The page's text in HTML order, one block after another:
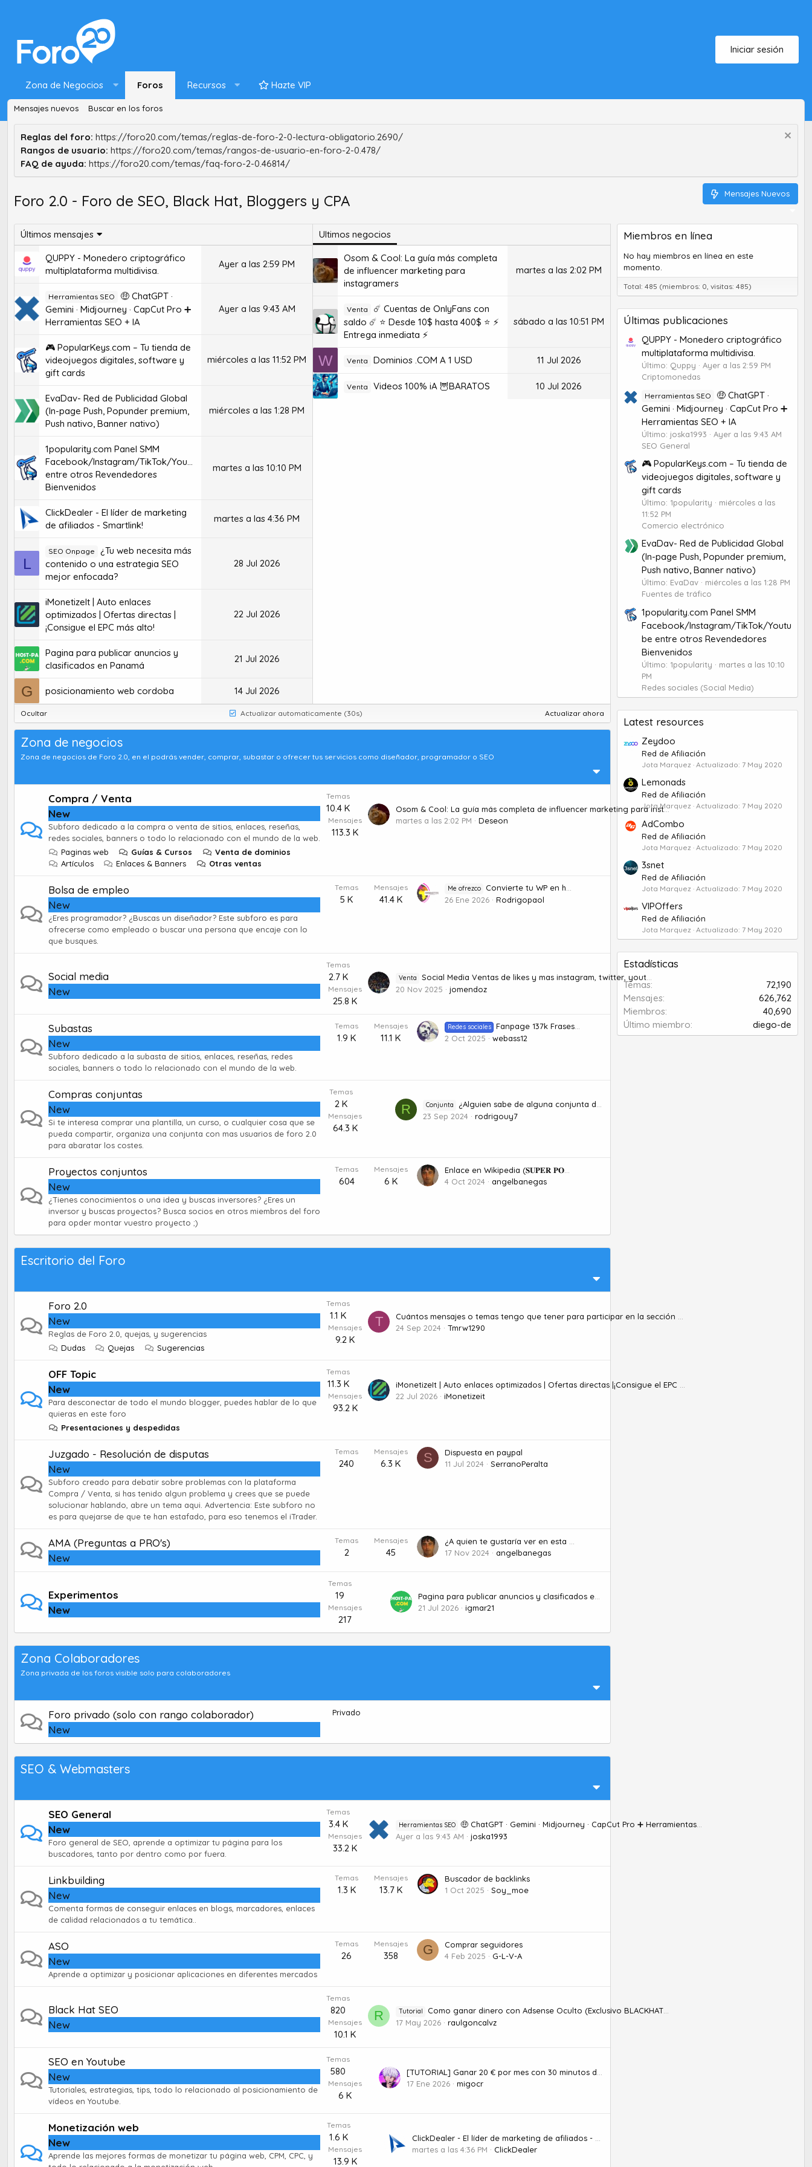
Iniciar sesión
Zona de Negocios Foros Recursos Hazte VIP
Mensajes nuevos Buscar en los foros
Reglas del foro: https://foro20.com/temas/reglas-de-foro-2-0-lectura-obligatorio.2690/
Rangos de usuario: https://foro20.com/temas/rangos-de-usuario-en-foro-2-0.478/
FAQ de ayuda: https://foro20.com/temas/faq-foro-2-0.46814/
Foro 2.0 - Foro de SEO, Black Hat, Bloggers y CPA Mensajes Nuevos
Últimos mensajes
QUPPY - Monedero criptográfico
multiplataforma multidivisa.
Ayer a las 2:59 PM
Herramientas SEO
🤑 ChatGPT ·
Gemini · Midjourney · CapCut Pro ➕
Herramientas SEO + IA
Ayer a las 9:43 AM
🎮 PopularKeys.com – Tu tienda de
videojuegos digitales, software y
gift cards
miércoles a las 11:52 PM
EvaDav- Red de Publicidad Global
(In-page Push, Popunder premium,
Push nativo, Banner nativo)
miércoles a las 1:28 PM
1popularity.com Panel SMM
Facebook/Instagram/TikTok/Youtube
entre otros Revendedores
Bienvenidos
martes a las 10:10 PM
ClickDealer - El líder de marketing
de afiliados - Smartlink!
martes a las 4:36 PM
L
SEO Onpage
¿Tu web necesita más
contenido o una estrategia SEO
mejor enfocada?
28 Jul 2026
iMonetizeIt | Auto enlaces
optimizados | Ofertas directas |
¡Consigue el EPC más alto!
22 Jul 2026
Pagina para publicar anuncios y
clasificados en Panamá
21 Jul 2026
G posicionamiento web cordoba 14 Jul 2026
Ultimos negocios
Osom & Cool: La guía más completa
de influencer marketing para
instagramers
martes a las 2:02 PM
Venta
☄️ Cuentas de OnlyFans con
saldo ☄️ ⭐ Desde 10$ hasta 400$ ⭐ ⚡
Entrega inmediata ⚡
sábado a las 10:51 PM
W Venta Dominios .COM A 1 USD 11 Jul 2026
Venta Videos 100% iA 🦉BARATOS 10 Jul 2026
Actualizar automaticamente (30s)
Ocultar Actualizar ahora
Zona de negocios
Zona de negocios de Foro 2.0, en el podrás vender, comprar, subastar o ofrecer tus servicios como diseñador, programador o SEO
Compra / Venta
New
Subforo dedicado a la compra o venta de sitios, enlaces, reseñas,
redes sociales, banners o todo lo relacionado con el mundo de la web.
Paginas web
Guías & Cursos
Venta de dominios
Artículos
Enlaces & Banners Otras ventas
Temas
10.4 K
Mensajes
113.3 K
Osom & Cool: La guía más completa de influencer marketing para instagramers
martes a las 2:02 PM
Deseon
Bolsa de empleo
New
¿Eres programador? ¿Buscas un diseñador? Este subforo es para
ofrecerse como empleado o buscar una persona que encaje con lo
que busques.
Temas
5 K
Mensajes
41.4 K
Me ofrezco
Convierte tu WP en html5
26 Ene 2026
Rodrigopaol
Social media
New
Temas
2.7 K
Mensajes
25.8 K
Venta
Social Media Ventas de likes y mas instagram, twitter, youtube , etc
20 Nov 2025
jomendoz
Subastas
New
Subforo dedicado a la subasta de sitios, enlaces, reseñas, redes
sociales, banners o todo lo relacionado con el mundo de la web.
Temas
1.9 K
Mensajes
11.1 K
Redes sociales
Fanpage 137k Frases de amor
2 Oct 2025
webass12
Compras conjuntas
New
Si te interesa comprar una plantilla, un curso, o cualquier cosa que se
pueda compartir, organiza una conjunta con mas usuarios de foro 2.0
para abaratar los costes.
Temas
2 K
Mensajes
64.3 K
R Conjunta
¿Alguien sabe de alguna conjunta de Ahrefs?
23 Sep 2024
rodrigouy7
Proyectos conjuntos
New
¿Tienes conocimientos o una idea y buscas inversores? ¿Eres un
inversor y buscas proyectos? Busca socios en otros miembros del foro
para opder montar vuestro proyecto ;)
Temas
604
Mensajes
6 K
4 Oct 2024
angelbanegas
Escritorio del Foro
Foro 2.0
New
Reglas de Foro 2.0, quejas, y sugerencias
Dudas
Quejas Sugerencias
Temas
1.1 K
Mensajes
9.2 K
T
24 Sep 2024
Tmrw1290
OFF Topic
New
Para desconectar de todo el mundo blogger, puedes hablar de lo que
quieras en este foro
Presentaciones y despedidas
Temas
11.3 K
Mensajes
93.2 K
22 Jul 2026
iMonetizeit
Juzgado - Resolución de disputas
New
Subforo creado para debatir sobre problemas con la plataforma
Compra / Venta, si has tenido algun problema y crees que se puede
solucionar hablando, abre un tema aqui. Advertencia: Este subforo no
es para quejarse de que te han estafado, para eso tenemos el iTrader.
Temas
240
Mensajes
6.3 K S
Dispuesta en paypal
11 Jul 2024
SerranoPeralta
AMA (Preguntas a PRO's)
New
Temas
2
Mensajes
45
17 Nov 2024
angelbanegas
Experimentos
New
Temas
19
Mensajes
217
21 Jul 2026
igmar21
Zona Colaboradores
Zona privada de los foros visible solo para colaboradores
Foro privado (solo con rango colaborador)
New
Privado
SEO & Webmasters
SEO General
New
Foro general de SEO, aprende a optimizar tu página para los
buscadores, tanto por dentro como por fuera.
Temas
3.4 K
Mensajes
33.2 K
Herramientas SEO
🤑 ChatGPT · Gemini · Midjourney · CapCut Pro ➕ Herramientas SEO + IA
Ayer a las 9:43 AM
joska1993
Linkbuilding
New
Comenta formas de conseguir enlaces en blogs, marcadores, enlaces
de calidad relacionados a tu temática..
Temas
1.3 K
Mensajes
13.7 K
Buscador de backlinks
1 Oct 2025
Soy_moe
ASO
New
Aprende a optimizar y posicionar aplicaciones en diferentes mercados
Temas
26
Mensajes
358 G
Comprar seguidores
4 Feb 2025
G-L-V-A
Black Hat SEO
New
Temas
820
Mensajes
10.1 K
R Tutorial
Como ganar dinero con Adsense Oculto (Exclusivo BLACKHATPLATINO)
17 May 2026
raulgoncalvz
SEO en Youtube
New
Tutoriales, estrategias, tips, todo lo relacionado al posicionamiento de
vídeos en Youtube.
Temas
580
Mensajes
6 K
17 Ene 2026
migocr
Monetización web
New
Aprende las mejores formas de monetizar tu página web, CPM, CPC, y
Temas
1.6 K
Mensajes
13.9 K
martes a las 4:36 PM
ClickDealer
Miembros en línea
No hay miembros en línea en este
momento.
Total: 485 (miembros: 0, visitas: 485)
Últimas publicaciones
QUPPY - Monedero criptográfico
multiplataforma multidivisa.
Último: Quppy
Ayer a las 2:59 PM
Criptomonedas
Herramientas SEO
🤑 ChatGPT ·
Gemini · Midjourney · CapCut Pro ➕
Herramientas SEO + IA
Último: joska1993
Ayer a las 9:43 AM
SEO General
🎮 PopularKeys.com – Tu tienda de
videojuegos digitales, software y
gift cards
Último: 1popularity
miércoles a las
11:52 PM
Comercio electrónico
EvaDav- Red de Publicidad Global
(In-page Push, Popunder premium,
Push nativo, Banner nativo)
Último: EvaDav
miércoles a las 1:28 PM
Fuentes de tráfico
1popularity.com Panel SMM
Facebook/Instagram/TikTok/Youtu
be entre otros Revendedores
Bienvenidos
Último: 1popularity
martes a las 10:10
PM
Redes sociales (Social Media)
Latest resources
Zeydoo
Red de Afiliación
Jota Marquez Actualizado: 7 May 2020
Lemonads
Red de Afiliación
Jota Marquez Actualizado: 7 May 2020
AdCombo
Red de Afiliación
Jota Marquez Actualizado: 7 May 2020
3snet
Red de Afiliación
Jota Marquez Actualizado: 7 May 2020
VIPOffers
Red de Afiliación
Jota Marquez Actualizado: 7 May 2020
Estadísticas
Temas
72,190
Mensajes
626,762
Miembros
40,690
Último miembro
diego-de